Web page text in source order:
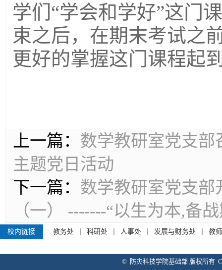
学们“学会和学好”这门
束之后，在期末考试之
更好的掌握这门课程起
上一篇： 数学教研室党支部
主题党日活动
下一篇： 数学教研室党支部
（一） -------“以生为本,备
校内链接 教务处 科研处 人事处 发展与财务处 教
© 防灾科技学院基础部 版权所有